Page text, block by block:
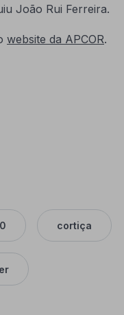
João Rui Ferreira.
website da APCOR.
cortiça